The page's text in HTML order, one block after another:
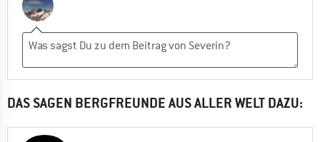
DAS SAGEN BERGFREUNDE AUS ALLER WELT DAZU: